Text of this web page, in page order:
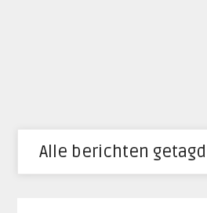
Alle berichten